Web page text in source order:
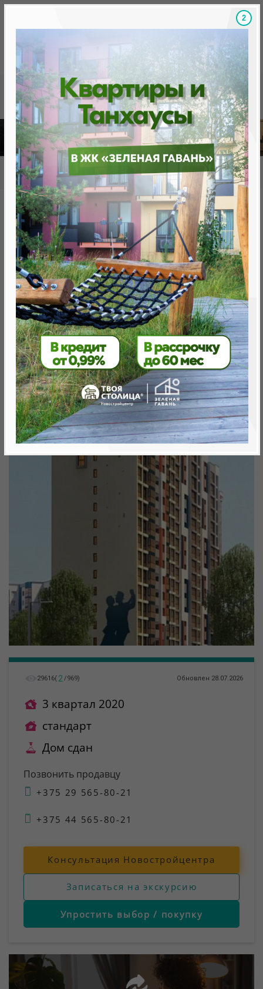
Скидки на новостройки, бонусы Готовые
Главная База новостроек Минска «Минск Мир»
20.1 «Танго», квартал «Мировые танцы»
20.1 «Танго», квартал
«Мировые танцы»
нет в продаже
Минск, Октябрьский, ул. Брилевская
метро «Ковальская Слобода», 566 м
29616( 2 /969) Обновлен 28.07.2026
3 квартал 2020
стандарт
Дом сдан
Позвонить продавцу
+375 29 565-80-21
+375 44 565-80-21
Консультация Новостройцентра
Записаться на экскурсию
Упростить выбор / покупку
1